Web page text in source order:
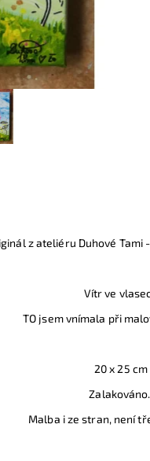
z ateliéru Duhové Tami
Vítr ve
TO jsem vnímala při
20 x 25 cm
Zalakováno.
Malba i ze stran, není